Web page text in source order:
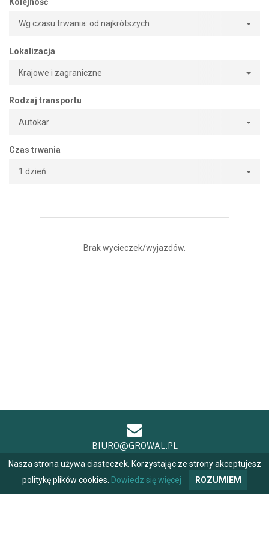
Wg czasu trwania: od najkrótszych
Lokalizacja
Krajowe i zagraniczne
Rodzaj transportu
Autokar
Czas trwania
1 dzień
Brak wycieczek/wyjazdów.
BIURO@GROWAL.PL
+48 604 484 691
Nasza strona używa ciasteczek. Korzystając ze strony akceptujesz
politykę plików cookies. Dowiedz się więcej ROZUMIEM